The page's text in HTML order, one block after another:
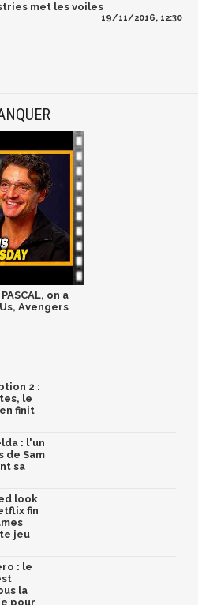
met les voiles
19/11/2016, 12:30
on a
Avengers
2 :
le
finit
: l'un
de Sam
sa
look
fin
jeu
: le
la
pour